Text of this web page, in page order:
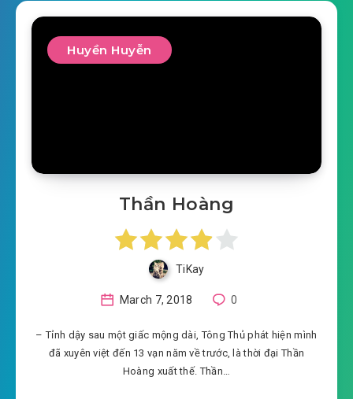
Huyền Huyễn
Thần Hoàng
TiKay
March 7, 2018 0
– Tỉnh dậy sau một giấc mộng dài, Tông Thủ phát hiện mình
đã xuyên việt đến 13 vạn năm về trước, là thời đại Thần
Hoàng xuất thế. Thần…